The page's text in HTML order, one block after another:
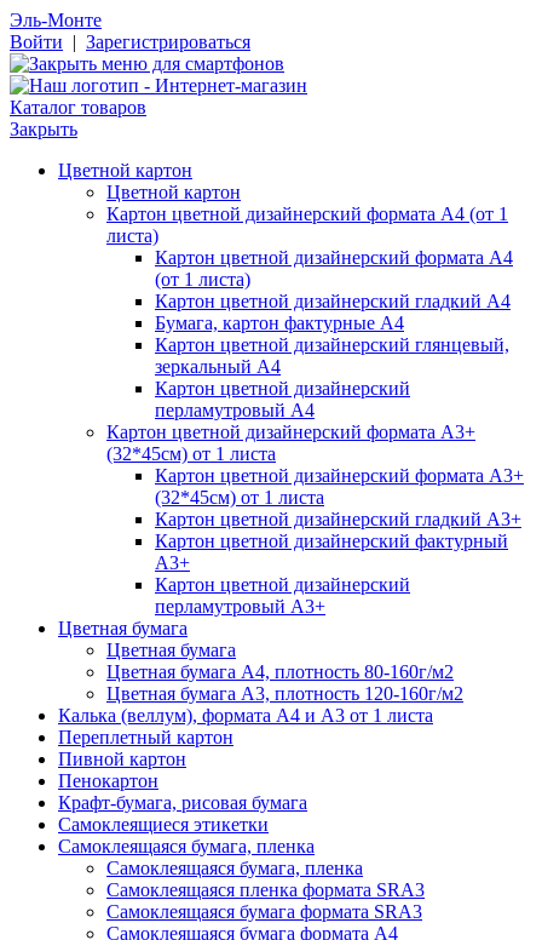
Эль-Монте
Войти | Зарегистрироваться
Каталог товаров
Закрыть
Цветной картон
Цветной картон
Картон цветной дизайнерский формата А4 (от 1
листа)
Картон цветной дизайнерский формата А4
(от 1 листа)
Картон цветной дизайнерский гладкий А4
Бумага, картон фактурные А4
Картон цветной дизайнерский глянцевый,
зеркальный А4
Картон цветной дизайнерский
перламутровый А4
Картон цветной дизайнерский формата А3+
(32*45см) от 1 листа
Картон цветной дизайнерский формата А3+
(32*45см) от 1 листа
Картон цветной дизайнерский гладкий А3+
Картон цветной дизайнерский фактурный
А3+
Картон цветной дизайнерский
перламутровый А3+
Цветная бумага
Цветная бумага
Цветная бумага А4, плотность 80-160г/м2
Цветная бумага А3, плотность 120-160г/м2
Калька (веллум), формата А4 и А3 от 1 листа
Переплетный картон
Пивной картон
Пенокартон
Крафт-бумага, рисовая бумага
Самоклеящиеся этикетки
Самоклеящаяся бумага, пленка
Самоклеящаяся бумага, пленка
Самоклеящаяся пленка формата SRА3
Самоклеящаяся бумага формата SRА3
Самоклеящаяся бумага формата А4